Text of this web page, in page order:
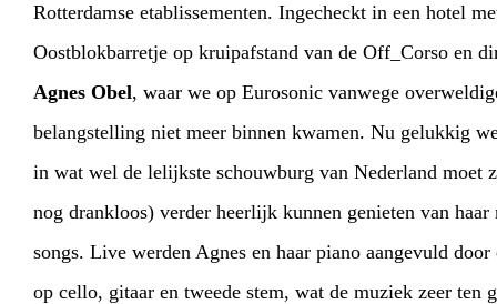
Rotterdamse etablissementen. Ingecheckt in een hotel
Oostblokbarretje op kruipafstand van de Off_Corso en
Agnes Obel, waar we op Eurosonic vanwege overweldigende
belangstelling niet meer binnen kwamen. Nu gelukkig wel, en zittend
in wat wel de lelijkste schouwburg van Nederland moet zijn (en ook
nog drankloos) verder heerlijk kunnen genieten van haar mooie
songs. Live werden Agnes en haar piano aangevuld door een vriendin
op cello, gitaar en tweede stem, wat de muziek zeer ten goede kwam.